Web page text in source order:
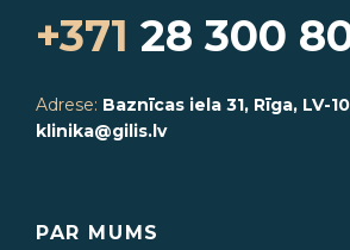
+371 28 300
Adrese: Baznīcas iela 31, Rīga, LV-
klinika@gilis.lv
PAR MUMS